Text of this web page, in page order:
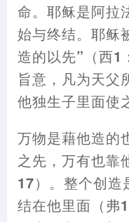
命。耶稣是阿拉
始与终结。耶稣
造的以先” （西1 ：
旨意 ， 凡为天父
他独生子里面使
万物是藉他造的
之先 ， 万有也靠
17） 。整个创造
结在他里面 （弗1